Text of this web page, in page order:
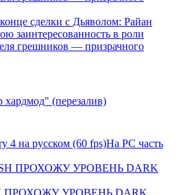
сделки с Дьяволом: Райан
заинтересованность в роли
грешников — призрачного
хардмод" (перезалив)
4 на русском (60 fps)На PC часть